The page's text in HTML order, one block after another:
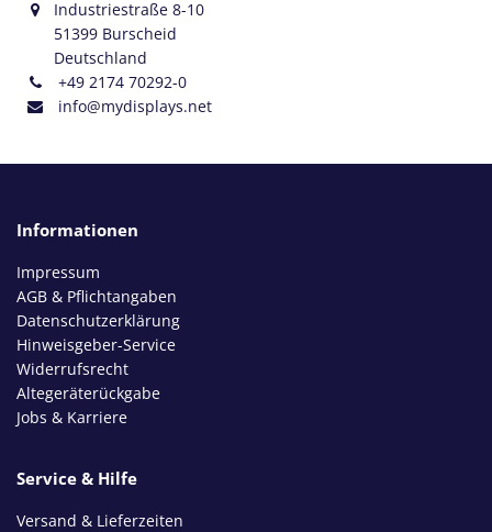
Industriestraße 8-10
51399 Burscheid
Deutschland
+49 2174 70292-0
info@mydisplays.net
Informationen
Impressum
AGB & Pflichtangaben
Datenschutzerklärung
Hinweisgeber-Service
Widerrufsrecht
Altegeräterückgabe
Jobs & Karriere
Service & Hilfe
Versand & Lieferzeiten